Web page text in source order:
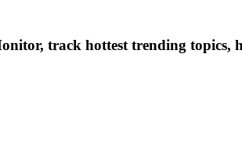
track hottest trending topics,